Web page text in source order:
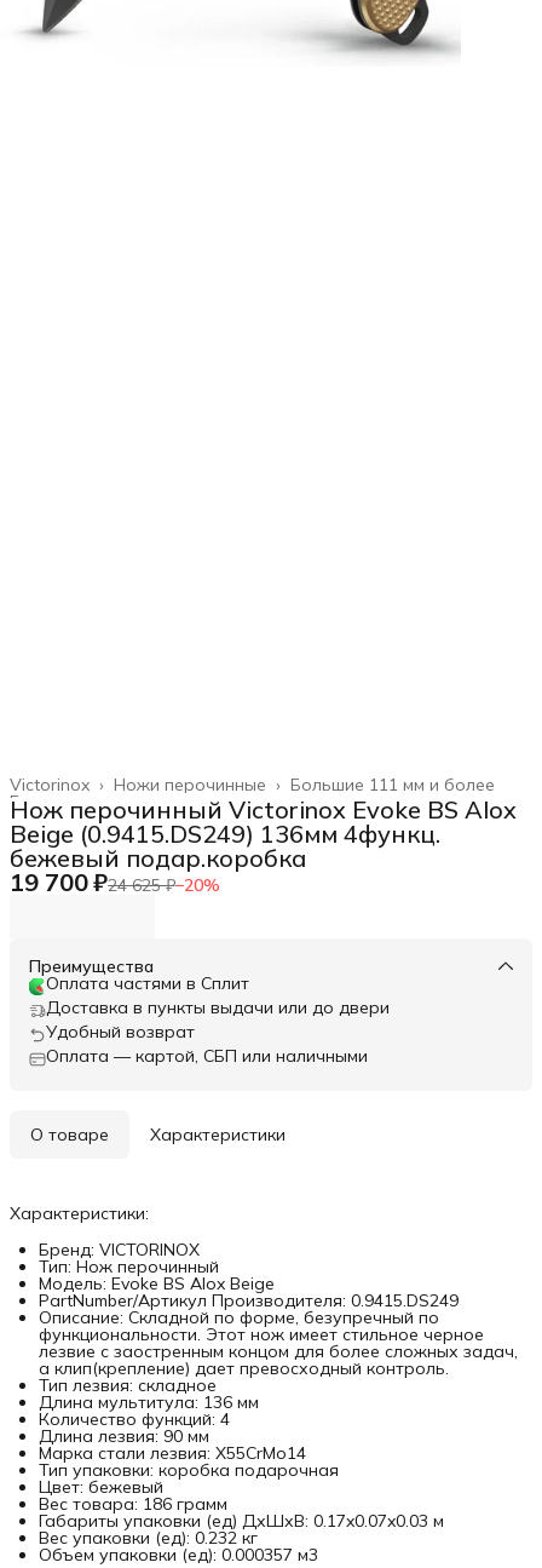
Большие 111 мм и более
Ножи перочинные ›
Victorinox ›
Главная ›
Нож перочинный Victorinox Evoke BS Alox
Beige (0.9415.DS249) 136мм 4функц.
бежевый подар.коробка
19 700 ₽24 625 ₽−20%
Преимущества
Оплата частями в Сплит
Доставка в пункты выдачи или до двери
Удобный возврат
Оплата — картой, СБП или наличными
О товаре Характеристики
Характеристики:
Бренд: VICTORINOX
Тип: Нож перочинный
Модель: Evoke BS Alox Beige
PartNumber/Артикул Производителя: 0.9415.DS249
Описание: Складной по форме, безупречный по
функциональности. Этот нож имеет стильное черное
лезвие с заостренным концом для более сложных задач,
а клип(крепление) дает превосходный контроль.
Тип лезвия: складное
Длина мультитула: 136 мм
Количество функций: 4
Длина лезвия: 90 мм
Марка стали лезвия: X55CrMo14
Тип упаковки: коробка подарочная
Цвет: бежевый
Вес товара: 186 грамм
Габариты упаковки (ед) ДхШхВ: 0.17x0.07x0.03 м
Вес упаковки (ед): 0.232 кг
Объем упаковки (ед): 0.000357 м3